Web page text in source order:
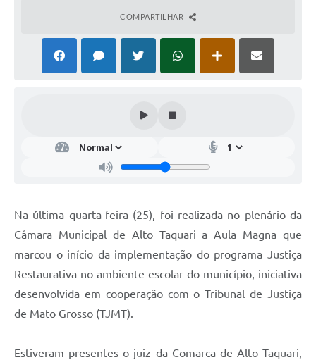
COMPARTILHAR
Na última quarta-feira (25), foi realizada no plenário da
Câmara Municipal de Alto Taquari a Aula Magna que
marcou o início da implementação do programa Justiça
Restaurativa no ambiente escolar do município, iniciativa
desenvolvida em cooperação com o Tribunal de Justiça
de Mato Grosso (TJMT).
Estiveram presentes o juiz da Comarca de Alto Taquari,